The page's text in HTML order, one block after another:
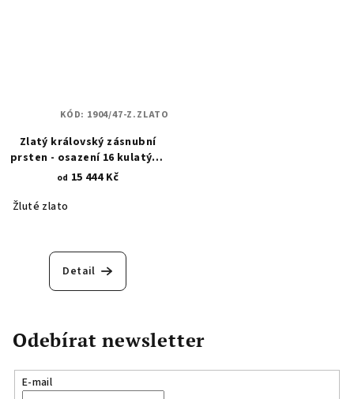
Zlatý královský zásnubní
prsten - osazení 16 kulatými
zirkony a oválným opálem
od 15 444 Kč
Žluté zlato
Detail
KÓD: 1904/47-Z.ZLATO
Odebírat newsletter
E-mail